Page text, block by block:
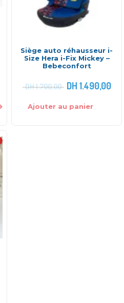
Siège auto réhausseur i-
Size Hera i-Fix Mickey –
Bebeconfort
DH1.700,00 DH 1.490,00
Ajouter au panier